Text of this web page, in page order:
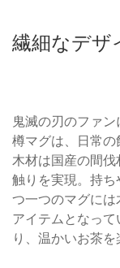
繊細なデザ
鬼滅の刃のファ
樽マグは、日常の
木材は国産の間
触りを実現。持
つ一つのマグに
アイテムとなっ
り、温かいお茶を